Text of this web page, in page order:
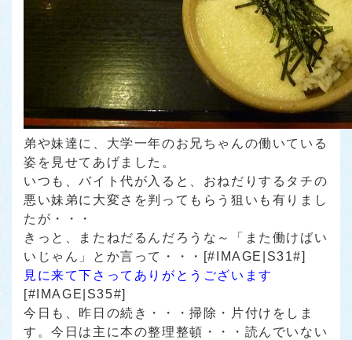
弟や妹達に、大学一年のお兄ちゃんの働いている
姿を見せてあげました。
いつも、バイト代が入ると、おねだりする タチの
悪い妹弟に大変さを判ってもらう狙いも有りまし
たが・・・
きっと、またねだるんだろうな～
「また働けばい
いじゃん」
とか言って・・・[#IMAGE|S31#]
見に来て下さってありがとうございます
[#IMAGE|S35#]
今日も、昨日の続き・・・掃除・片付けをしま
す。今日は主に本の整理整頓・・・読んでいない